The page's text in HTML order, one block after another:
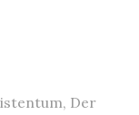
, Der